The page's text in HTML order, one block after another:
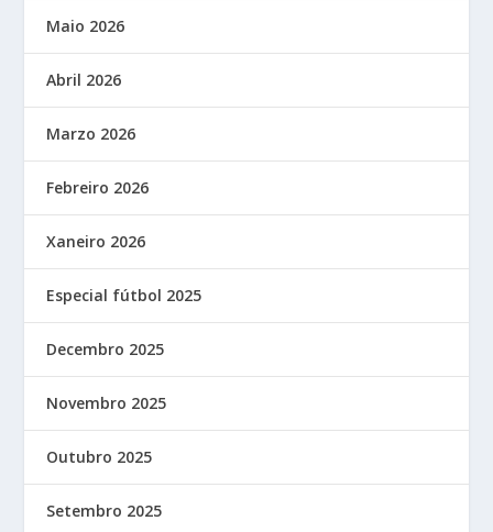
Maio 2026
Abril 2026
Marzo 2026
Febreiro 2026
Xaneiro 2026
Especial fútbol 2025
Decembro 2025
Novembro 2025
Outubro 2025
Setembro 2025